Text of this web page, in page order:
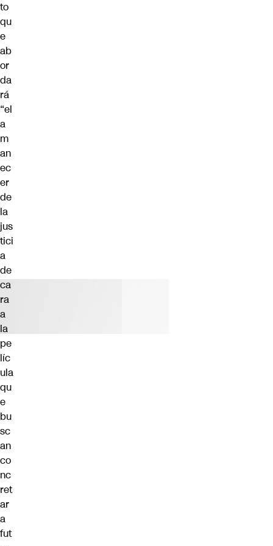
to
qu
e
ab
or
da
rá
“el
a
m
an
ec
er
de
la
jus
tici
a
de
ca
ra
a
la
pe
líc
ula
qu
e
bu
sc
an
co
nc
ret
ar
a
fut